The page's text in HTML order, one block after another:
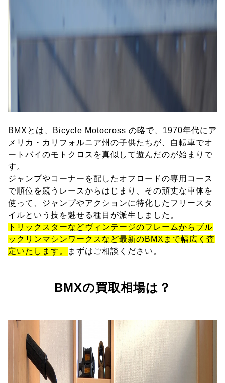
BMXとは、Bicycle Motocross の略で、1970年代にア
メリカ・カリフォルニア州の子供たちが、自転車でオ
ートバイのモトクロスを真似して遊んだのが始まりで
す。
ジャンプやコーナーを配したオフロードの専用コース
で順位を競うレースからはじまり、その頑丈な車体を
使って、ジャンプやアクションに特化したフリースタ
イルという技を魅せる種目が派生しました。
トリックスターなどヴィンテージのフレームからブル
ックリンマシンワークスなど最新のBMXまで幅広く査
定いたします。
まずはご相談ください。
BMXの買取相場は？